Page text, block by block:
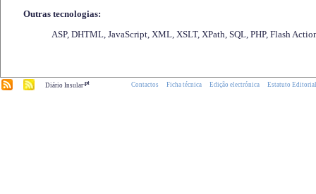
Outras tecnologias:
ASP, DHTML, JavaScript, XML, XSLT, XPath, SQL, PHP, Flash
Diário Insular.pt Contactos Ficha técnica Edição electrónica Estatuto Editorial